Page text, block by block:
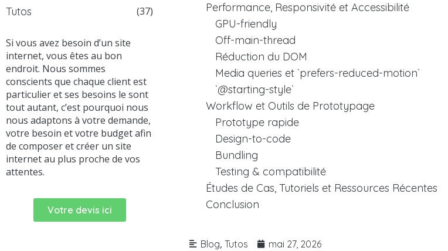
Tutos (37)
Si vous avez besoin d’un site
internet, vous êtes au bon
endroit. Nous sommes
conscients que chaque client est
particulier et ses besoins le sont
tout autant, c’est pourquoi nous
nous adaptons à votre demande,
votre besoin et votre budget afin
de composer et créer un site
internet au plus proche de vos
attentes.
Votre devis ici
Performance, Responsivité et Accessibilité
GPU-friendly
Off-main-thread
Réduction du DOM
Media queries et `prefers-reduced-motion`
`@starting-style`
Workflow et Outils de Prototypage
Prototype rapide
Design-to-code
Bundling
Testing & compatibilité
Études de Cas, Tutoriels et Ressources Récentes
Conclusion
Blog, Tutos mai 27, 2026